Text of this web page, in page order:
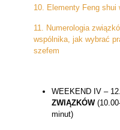
10. Elementy Feng shui
11. Numerologia
wspólnika, jak wybrać
szefem
WEEKEND IV –
ZWIĄZKÓW
minut)